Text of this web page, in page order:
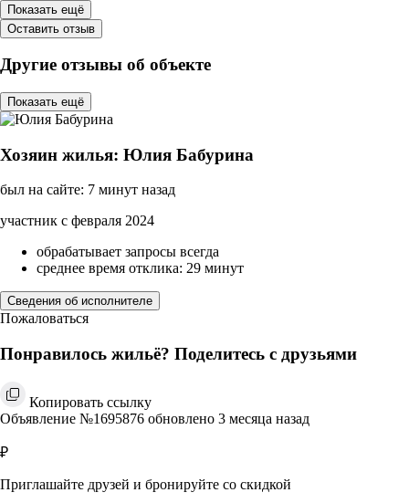
Показать ещё
Оставить отзыв
Другие отзывы об объекте
Показать ещё
Хозяин жилья: Юлия Бабурина
был на сайте: 7 минут назад
участник с февраля 2024
обрабатывает запросы всегда
среднее время отклика: 29 минут
Сведения об исполнителе
Пожаловаться
Понравилось жильё? Поделитесь с друзьями
Копировать ссылку
Объявление №1695876 обновлено 3 месяца назад
₽
Приглашайте друзей и бронируйте со скидкой